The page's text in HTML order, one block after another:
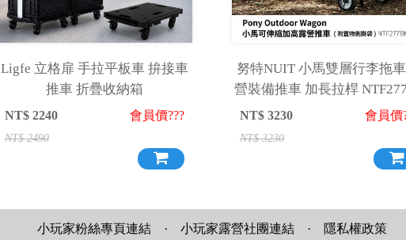
Ligfe 立格扉 手拉平板車 拚接車
推車 折疊收納箱
NT$ 2240
NT$2490
會員價???
努特NUIT 小馬雙層行李拖
營裝備推車 加長拉桿
NT$ 3230
NT$3230
會員價
小玩家粉絲專頁連結 · 小玩家露營社團連結 · 隱私權政策